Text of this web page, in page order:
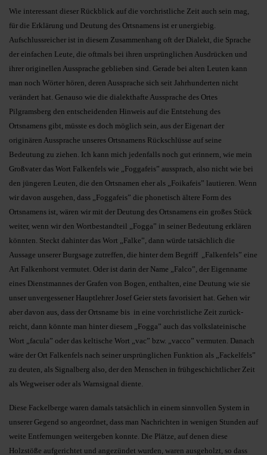
Wie interessant dieser Rückblick auf die vorchristliche Zeit auch sein mag,
für die Erklärung und Deutung des Ortsnamens ist er unergiebig.
Aufschlussreicher ist in diesem Zusammenhang oft der Dialekt, die Sprache
der einfachen Leute, die oftmals bei ihren ursprünglichen Ausdrücken und
ihrer originellen Aussprache geblieben sind. Gerade bei alten Leuten kann
man noch Wörter hören, deren Aussprache sich seit Jahrhunderten nicht
verändert hat. Genauso wie die dialekthafte Aussprache des Ortes
Pilgramsberg den entscheidenden Hinweis auf die Entstehung des
Ortsnamens gibt, müsste es doch möglich sein, aus der Eigenart der
originären Aussprache unseres Ortsnamens Rückschlüsse auf seine
Bedeutung zu ziehen. Ich kann mich jedenfalls noch gut erinnern, wie mein
Großvater das Wort Falkenfels wie „Foggafeis” aussprach, also nicht wie bei
den jüngeren Leuten, die den Ortsnamen eher als „Foikafeis” lautieren. Wenn
wir davon ausgehen, dass „Foggafeis” die phonetisch ältere Form des
Ortsnamens ist, wären wir mit der Deutung des Ortsnamens ein großes Stück
weiter, wenn wir den Wortbestandteil „Fogga” in seiner Bedeutung erklären
könnten. Steckt dahinter das Wort „Falke”, dann würde tatsächlich die
Aussage unserer Burgsage zutreffen, die hinter dem Begriff „Falkenfels” eine
Art Falkenhorst vermutet. Oder ist darin der Name „Falco”, der Eigenname
eines Dienstmannes der Grafen von Bogen, enthalten, eine Deutung wie sie
unser unvergessener Hauptlehrer Josef Geier stets favorisiert hat. Gehen wir
aber davon aus, dass der Ortsname bis in eine vorchristliche Zeit zurück-
reicht, dann könnte man hinter diesem „Fogga” auch das volkslateinische
Wort „facula” oder das keltische Wort „vac” bzw. „vacco” vermuten. Danach
wäre der Ort Falkenfels nach seiner ursprünglichen Funktion als „Fackelfels”
zu deuten, als Signalberg also, der den Menschen in frühgeschichtlicher Zeit
als Wegweiser oder als Warnsignal diente.
Diese Fackelberge waren damals tatsächlich in einem sinnvollen System in
unserer Gegend so angeordnet, dass man Nachrichten in wenigen Stunden auf
weite Entfernungen weitergeben konnte. Die Plätze, auf denen diese
Holzstöße aufgerichtet und angezündet wurden, waren ausgeholzt, so dass